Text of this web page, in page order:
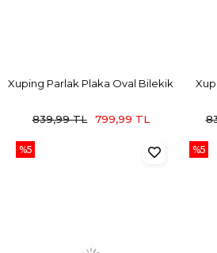
Xuping Parlak Plaka Oval Bilekik
839,99 TL 799,99 TL
%5 %5